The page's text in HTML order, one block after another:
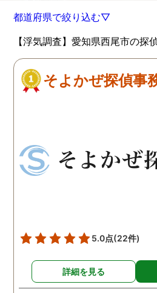
都道府県で絞り込む▽
【浮気調査】愛知県西尾市の探
そよかぜ探偵事
5.0点(22件)
詳細を見る